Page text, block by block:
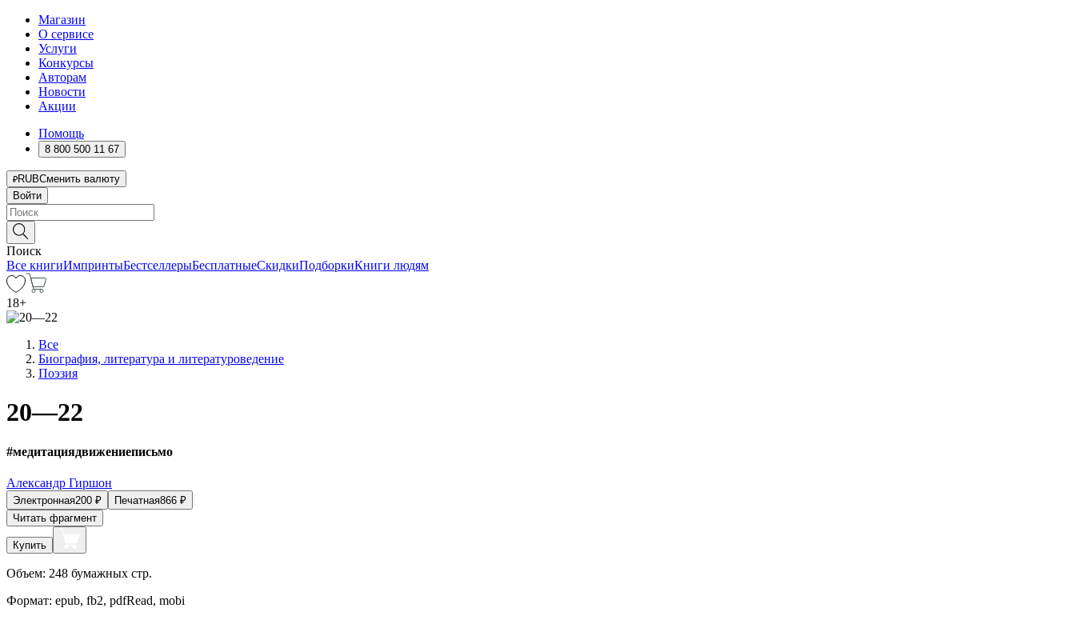
Магазин
О сервисе
Услуги
Конкурсы
Авторам
Новости
Акции
Помощь
8 800 500 11 67
RUBСменить валюту
Войти
Поиск
Все книгиИмпринтыБестселлерыБесплатныеСкидкиПодборкиКниги людям
18+
Все
Биография, литература и литературоведение
Поэзия
20—22
#медитациядвижениеписьмо
Александр Гиршон
Электронная200 ₽ Печатная866 ₽
Читать фрагмент
Купить
Объем: 248 бумажных стр.
Формат: epub, fb2, pdfRead, mobi